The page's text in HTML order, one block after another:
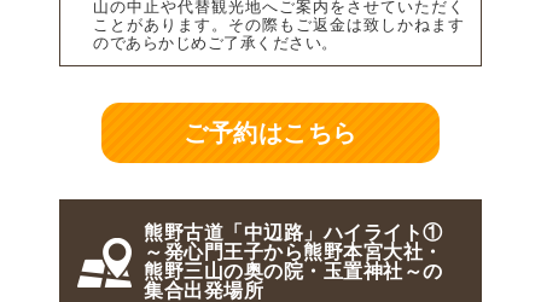
山の中止や代替観光地へご案内をさせていただく
ことがあります。その際もご返金は致しかねます
のであらかじめご了承ください。
ご予約はこちら
熊野古道「中辺路」ハイライト①
～発心門王子から熊野本宮大社・
熊野三山の奥の院・玉置神社～の
集合出発場所